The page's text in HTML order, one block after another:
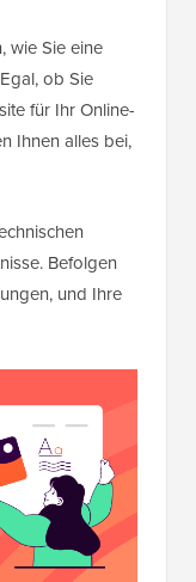
wie Sie eine
ob Sie
für Ihr Online-
Ihnen alles bei,
Befolgen
und Ihre